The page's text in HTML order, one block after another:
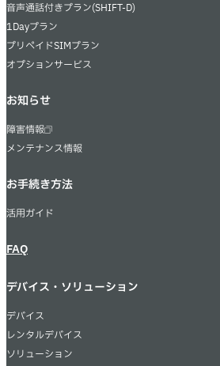
音声通話付きプラン(SHIFT-D)
1Dayプラン
プリペイドSIMプラン
オプションサービス
お知らせ
障害情報
メンテナンス情報
お手続き方法
活用ガイド
FAQ
デバイス・ソリューション
デバイス
レンタルデバイス
ソリューション